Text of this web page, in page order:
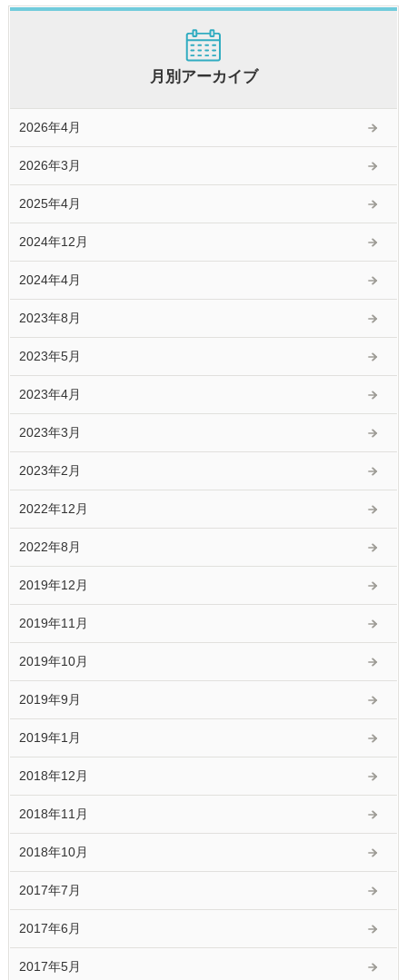
月別アーカイブ
2026年4月
2026年3月
2025年4月
2024年12月
2024年4月
2023年8月
2023年5月
2023年4月
2023年3月
2023年2月
2022年12月
2022年8月
2019年12月
2019年11月
2019年10月
2019年9月
2019年1月
2018年12月
2018年11月
2018年10月
2017年7月
2017年6月
2017年5月